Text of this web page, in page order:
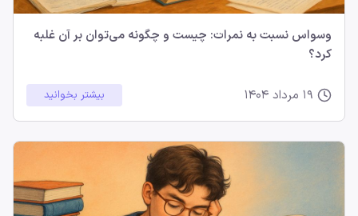
وسواس نسبت به نمرات: چیست و چگونه می‌توان بر آن غلبه
کرد؟
بیشتر بخوانید